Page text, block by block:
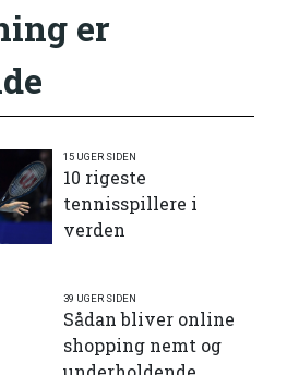
er
15 UGER SIDEN
10 rigeste
tennisspillere i
verden
39 UGER SIDEN
Sådan bliver online
shopping nemt og